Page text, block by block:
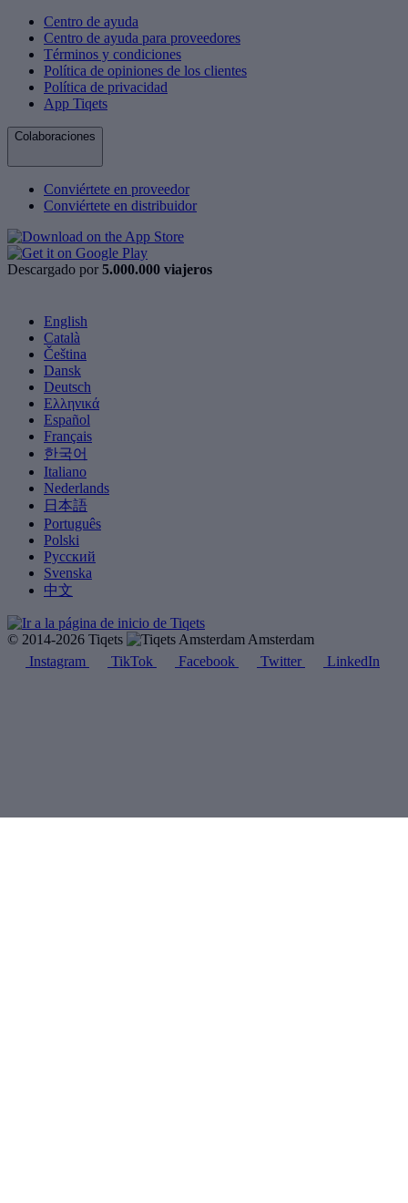
Centro de ayuda
Centro de ayuda para proveedores
Términos y condiciones
Política de opiniones de los clientes
Política de privacidad
App Tiqets
Colaboraciones
Conviértete en proveedor
Conviértete en distribuidor
Descargado por 5.000.000 viajeros
English
Català
Čeština
Dansk
Deutsch
Ελληνικά
Español
Français
한국어
Italiano
Nederlands
日本語
Português
Polski
Русский
Svenska
中文
© 2014-2026 Tiqets
Amsterdam
Instagram
TikTok Facebook Twitter LinkedIn